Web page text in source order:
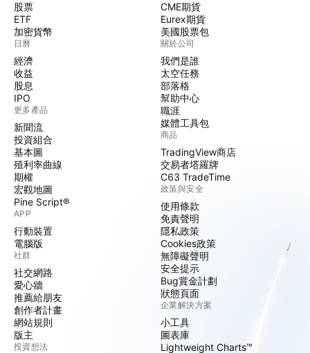
股票
ETF
加密貨幣
日曆
經濟
收益
股息
IPO
更多產品
新聞流
投資組合
基本圖
殖利率曲線
期權
宏觀地圖
Pine Script®
APP
行動裝置
電腦版
社群
社交網路
愛心牆
推薦給朋友
創作者計畫
網站規則
版主
投資想法
CME期貨
Eurex期貨
美國股票包
關於公司
我們是誰
太空任務
部落格
幫助中心
職涯
媒體工具包
商品
TradingView商店
交易者塔羅牌
C63 TradeTime
政策與安全
使用條款
免責聲明
隱私政策
Cookies政策
無障礙聲明
安全提示
Bug賞金計劃
狀態頁面
企業解決方案
小工具
圖表庫
Lightweight Charts™